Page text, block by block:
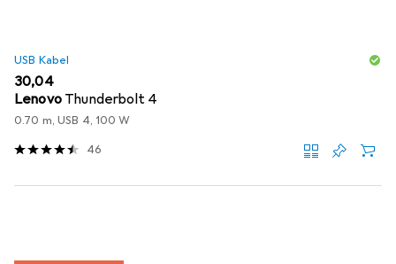
USB Kabel
EUR
30,04
Lenovo Thunderbolt 4
0.70 m, USB 4, 100 W
46